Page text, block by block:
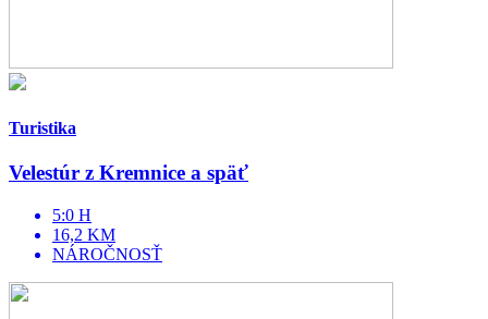
Turistika
Velestúr z Kremnice a späť
5:0 H
16,2 KM
NÁROČNOSŤ